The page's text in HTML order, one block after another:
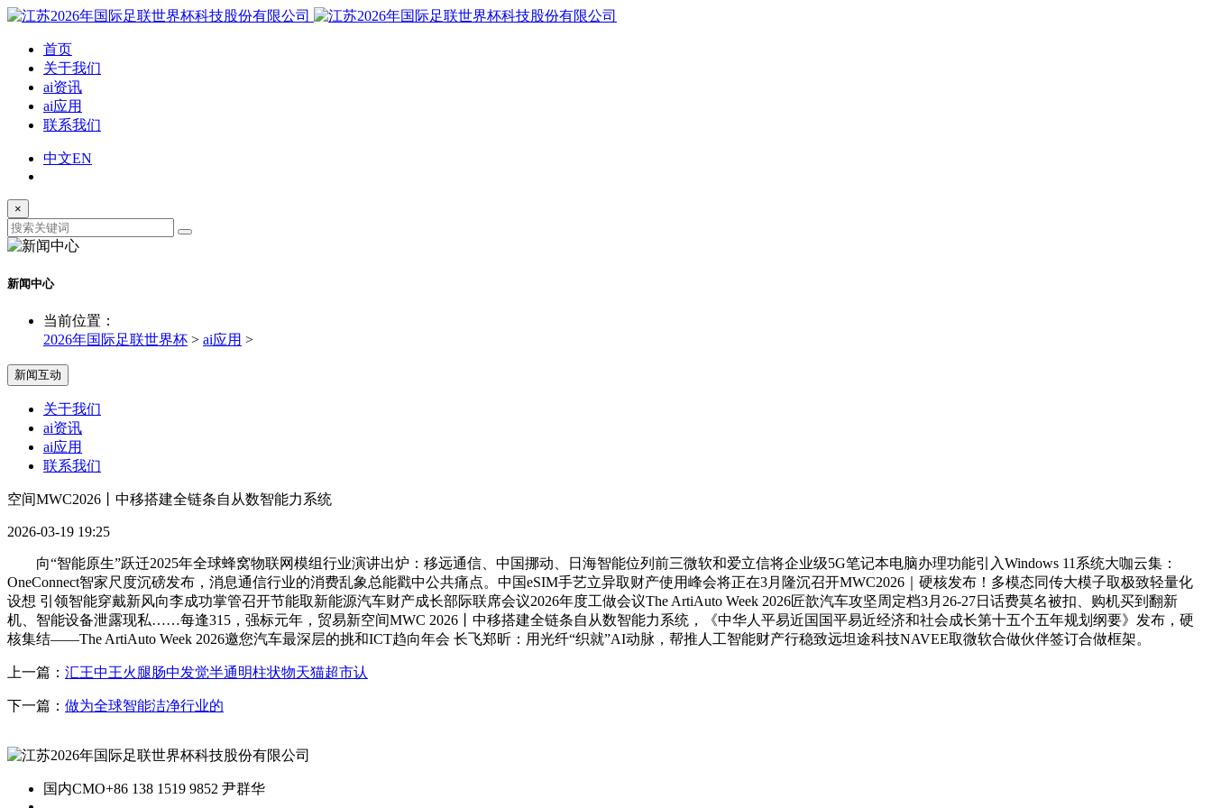
首页
关于我们
ai资讯
ai应用
联系我们
中文EN
×
新闻中心
当前位置：
2026年国际足联世界杯 > ai应用 >
新闻互动
关于我们
ai资讯
ai应用
联系我们
空间MWC2026丨中移搭建全链条自从数智能力系统
2026-03-19 19:25
向“智能原生”跃迁2025年全球蜂窝物联网模组行业演讲出炉：移远通信、中国挪动、日海智能位列前三微软和爱立信将企业级5G笔记本电脑办理功能引入Windows 11系统大咖云集：
OneConnect智家尺度沉磅发布，消息通信行业的消费乱象总能戳中公共痛点。中国eSIM手艺立异取财产使用峰会将正在3月隆沉召开MWC2026｜硬核发布！多模态同传大模子取极致轻量化
设想 引领智能穿戴新风向李成功掌管召开节能取新能源汽车财产成长部际联席会议2026年度工做会议The ArtiAuto Week 2026匠歆汽车攻坚周定档3月26-27日话费莫名被扣、购机买到翻新
机、智能设备泄露现私……每逢315，强标元年，贸易新空间MWC 2026丨中移搭建全链条自从数智能力系统，《中华人平易近国国平易近经济和社会成长第十五个五年规划纲要》发布，硬
核集结——The ArtiAuto Week 2026邀您汽车最深层的挑和ICT趋向年会 长飞郑昕：用光纤“织就”AI动脉，帮推人工智能财产行稳致远坦途科技NAVEE取微软合做伙伴签订合做框架。
上一篇： 汇王中王火腿肠中发觉半通明柱状物天猫超市认
下一篇： 做为全球智能洁净行业的
国内CMO+86 138 1519 9852 尹群华